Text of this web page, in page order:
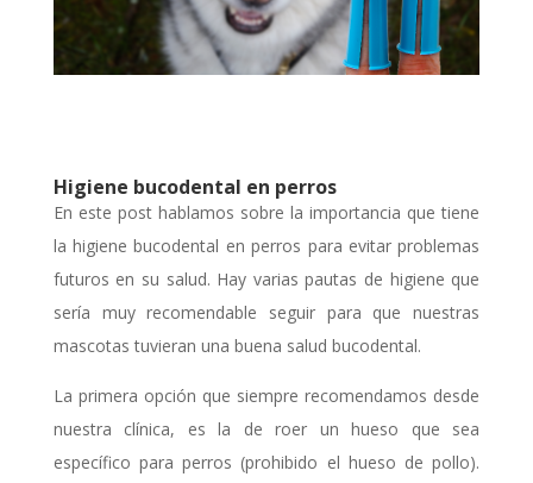
Higiene bucodental en perros
En este post hablamos sobre la importancia que tiene
la higiene bucodental en perros para evitar problemas
futuros en su salud. Hay varias pautas de higiene que
sería muy recomendable seguir para que nuestras
mascotas tuvieran una buena salud bucodental.
La primera opción que siempre recomendamos desde
nuestra clínica, es la de roer un hueso que sea
específico para perros (prohibido el hueso de pollo).